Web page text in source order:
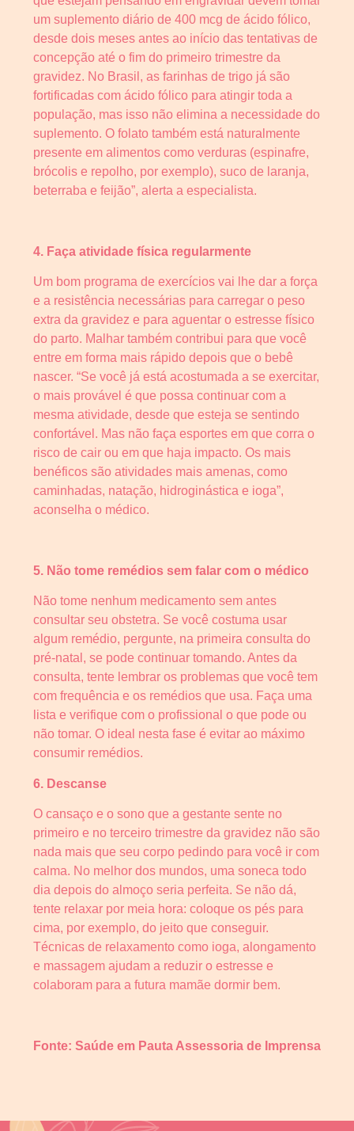
um suplemento diário de 400 mcg de ácido fólico,
desde dois meses antes ao início das tentativas de
concepção até o fim do primeiro trimestre da
gravidez. No Brasil, as farinhas de trigo já são
fortificadas com ácido fólico para atingir toda a
população, mas isso não elimina a necessidade do
suplemento. O folato também está naturalmente
presente em alimentos como verduras (espinafre,
brócolis e repolho, por exemplo), suco de laranja,
beterraba e feijão”, alerta a especialista.
4. Faça atividade física regularmente
Um bom programa de exercícios vai lhe dar a força
e a resistência necessárias para carregar o peso
extra da gravidez e para aguentar o estresse físico
do parto. Malhar também contribui para que você
entre em forma mais rápido depois que o bebê
nascer. “Se você já está acostumada a se exercitar,
o mais provável é que possa continuar com a
mesma atividade, desde que esteja se sentindo
confortável. Mas não faça esportes em que corra o
risco de cair ou em que haja impacto. Os mais
benéficos são atividades mais amenas, como
caminhadas, natação, hidroginástica e ioga”,
aconselha o médico.
5. Não tome remédios sem falar com o médico
Não tome nenhum medicamento sem antes
consultar seu obstetra. Se você costuma usar
algum remédio, pergunte, na primeira consulta do
pré-natal, se pode continuar tomando. Antes da
consulta, tente lembrar os problemas que você tem
com frequência e os remédios que usa. Faça uma
lista e verifique com o profissional o que pode ou
não tomar. O ideal nesta fase é evitar ao máximo
consumir remédios.
6. Descanse
O cansaço e o sono que a gestante sente no
primeiro e no terceiro trimestre da gravidez não são
nada mais que seu corpo pedindo para você ir com
calma. No melhor dos mundos, uma soneca todo
dia depois do almoço seria perfeita. Se não dá,
tente relaxar por meia hora: coloque os pés para
cima, por exemplo, do jeito que conseguir.
Técnicas de relaxamento como ioga, alongamento
e massagem ajudam a reduzir o estresse e
colaboram para a futura mamãe dormir bem.
Fonte: Saúde em Pauta Assessoria de Imprensa